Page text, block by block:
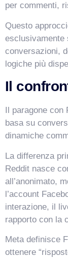
per commenti,
Questo
esclusivamente
conversazioni,
logiche più
Il
Il paragone con
basa su
dinamiche
La differenza
Reddit nasce
all’anonimato,
l’account
interazione, il
rapporto con la
Meta definisce
ottenere